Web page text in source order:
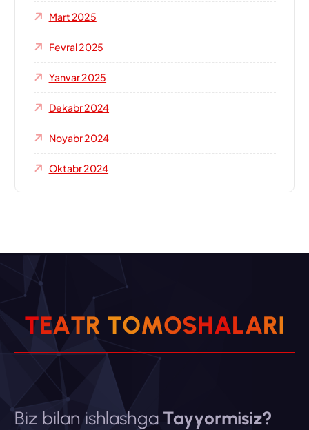
Mart 2025
Fevral 2025
Yanvar 2025
Dekabr 2024
Noyabr 2024
Oktabr 2024
TEATR TOMOSHALARI
Biz bilan ishlashgaTayyormisiz?